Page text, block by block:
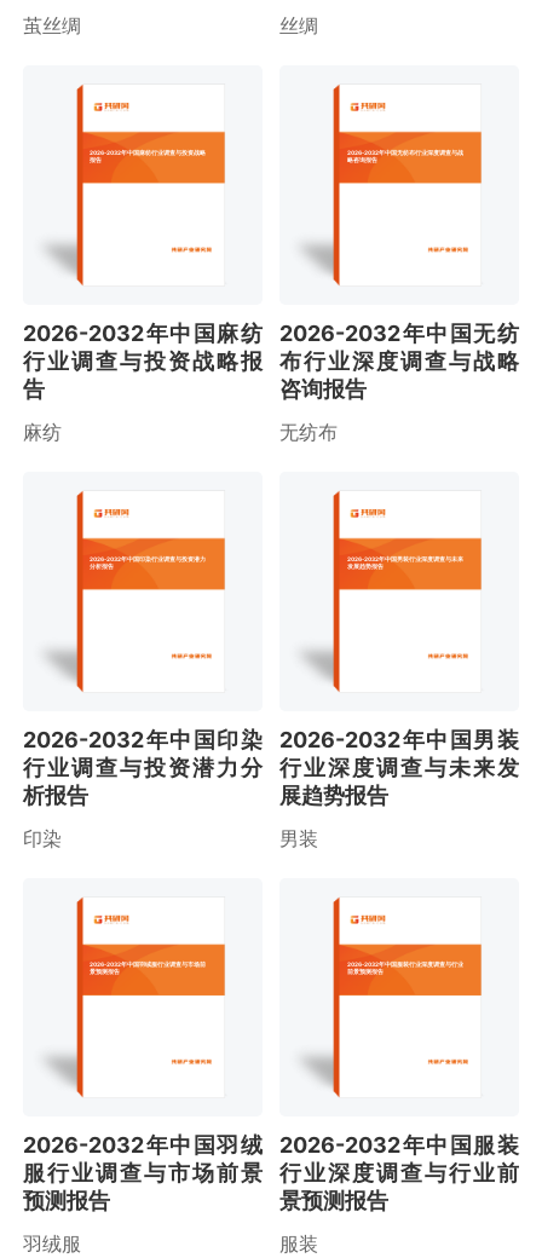
茧丝绸 丝绸
2026-2032年中国麻纺行业调查与投资战略
报告
2026-2032年中国麻纺
行业调查与投资战略报
告
麻纺
2026-2032年中国无纺布行业深度调查与战
略咨询报告
2026-2032年中国无纺
布行业深度调查与战略
咨询报告
无纺布
2026-2032年中国印染行业调查与投资潜力
分析报告
2026-2032年中国印染
行业调查与投资潜力分
析报告
印染
2026-2032年中国男装行业深度调查与未来
发展趋势报告
2026-2032年中国男装
行业深度调查与未来发
展趋势报告
男装
2026-2032年中国羽绒服行业调查与市场前
景预测报告
2026-2032年中国羽绒
服行业调查与市场前景
预测报告
羽绒服
2026-2032年中国服装行业深度调查与行业
前景预测报告
2026-2032年中国服装
行业深度调查与行业前
景预测报告
服装